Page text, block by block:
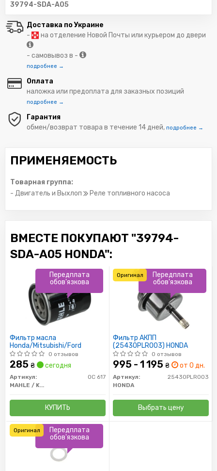
39794-SDA-A05
Доставка по Украине
-
на отделение Новой Почты или курьером до двери
- самовывоз в -
подробнее →
Оплата
наложка или предоплата для заказных позиций
подробнее →
Гарантия
обмен/возврат товара в течение 14 дней, подробнее →
ПРИМЕНЯЕМОСТЬ
Товарная группа:
- Двигатель и Выхлоп
Реле топливного насоса
ВМЕСТЕ ПОКУПАЮТ "39794-
SDA-A05 HONDA":
Фильтр масла
Honda/Mitsubishi/Ford
0 отзывов
285 ₴ сегодня
Артикул:
OC 617
MAHLE / KNECHT
КУПИТЬ
Передплата
обов'язкова
Фильтр АКПП
(25430PLR003) HONDA
0 отзывов
995 - 1 195 ₴ от 0 дн.
Артикул:
25430PLR003
HONDA
Выбрать цену
Передплата
обов'язкова
Оригинал
Передплата
обов'язкова
Оригинал